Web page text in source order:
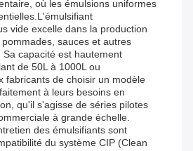
où les émulsions uniformes
vide excelle dans la production
sauces et autres
Sa capacité est hautement
de 50L à 1000L ou
fabricants de choisir un modèle
à leurs besoins en
qu'il s'agisse de séries pilotes
à grande échelle.
des émulsifiants sont
du système CIP (Clean